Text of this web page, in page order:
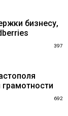
бизнесу,
397
692